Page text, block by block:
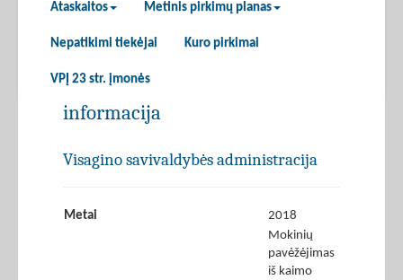
Ataskaitos Metinis pirkimų planas
Nepatikimi tiekėjai Kuro pirkimai
VPĮ 23 str. įmonės
informacija
Visagino savivaldybės administracija
Metai 2018
Mokinių
pavėžėjimas
iš kaimo